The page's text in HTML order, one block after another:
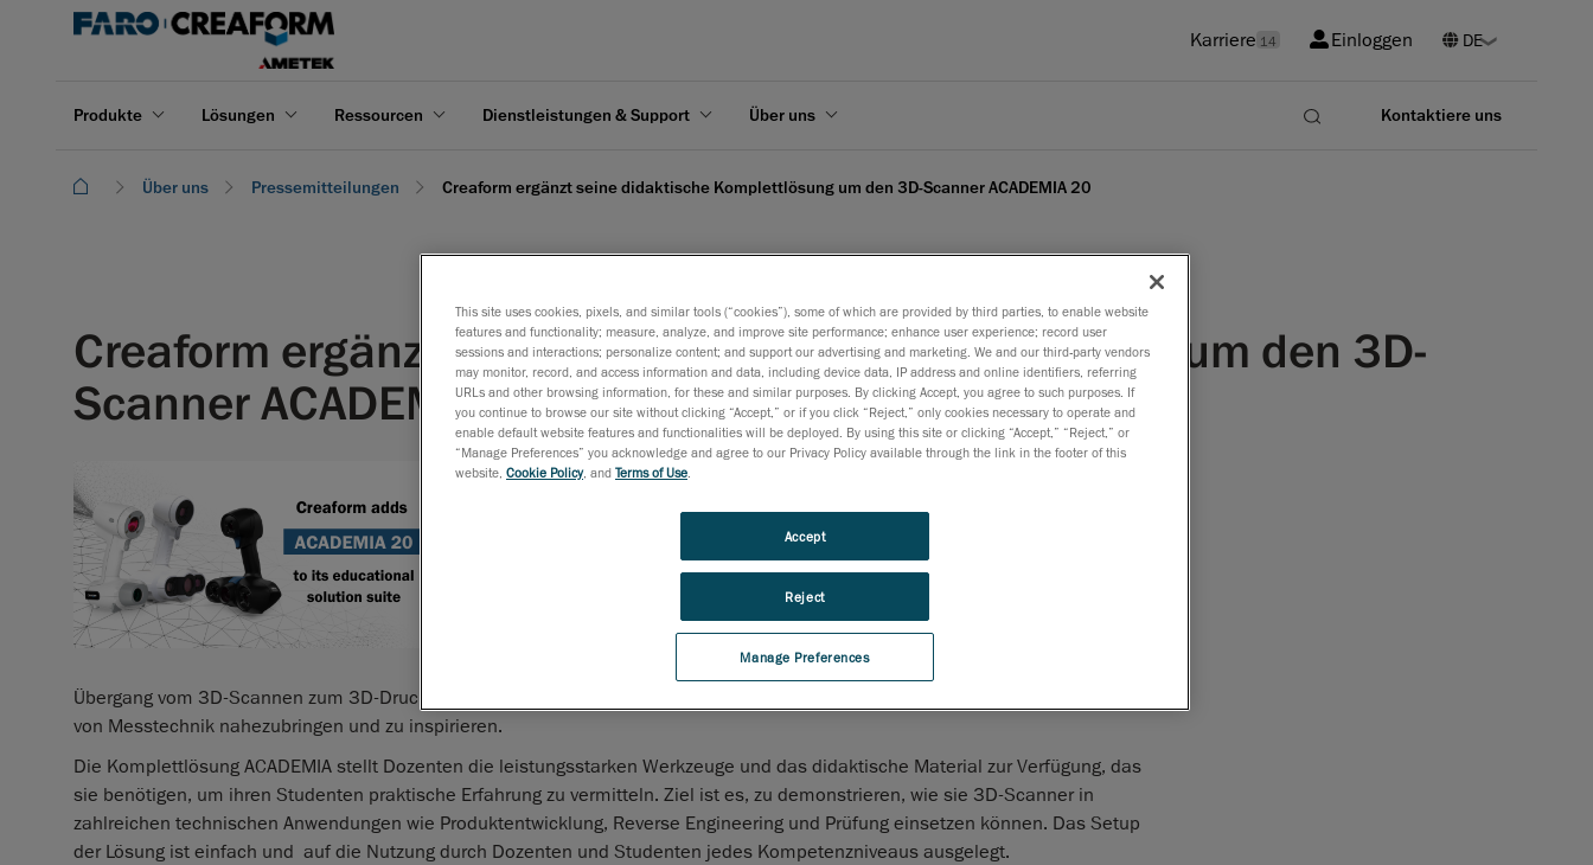
Karriere 14 Einloggen
Produkte Lösungen Ressourcen Dienstleistungen & Support Über uns Kontaktiere uns
Über uns Pressemitteilungen Creaform ergänzt seine didaktische Komplettlösung um den 3D-Scanner ACADEMIA 20
Creaform ergänzt seine didaktische Komplettlösung um den 3D-
Scanner ACADEMIA 20
24. März 2021
Dieser 3D-Scanner erweitert das didaktische Angebot für Dozenten und Forscher.
Lévis, Kanada, 24. März 2021—Creaform, der weltweit führende Anbieter von
um den 3D-Scanner ACADEMIA 20. Diese
Angebotseweiterung eignet sich für die Digitalisierung von kleinen Teilen und die
additive Fertigung. Sie ermöglicht Lehrern, Schülern und Forschern den mühelosen
Übergang vom 3D-Scannen zum 3D-Druck und unterstreicht Creaforms Engagement im Bildungssektor, Studenten den Einsatz
von Messtechnik nahezubringen und zu inspirieren.
Die Komplettlösung ACADEMIA stellt Dozenten die leistungsstarken Werkzeuge und das didaktische Material zur Verfügung, das
sie benötigen, um ihren Studenten praktische Erfahrung zu vermitteln. Ziel ist es, zu demonstrieren, wie sie 3D-Scanner in
zahlreichen technischen Anwendungen wie Produktentwicklung, Reverse Engineering und Prüfung einsetzen können. Das Setup
der Lösung ist einfach und auf die Nutzung durch Dozenten und Studenten jedes Kompetenzniveaus ausgelegt.
This site uses cookies, pixels, and similar tools (“cookies”), some of which are provided by third parties, to enable website
features and functionality; measure, analyze, and improve site performance; enhance user experience; record user
sessions and interactions; personalize content; and support our advertising and marketing. We and our third-party vendors
may monitor, record, and access information and data, including device data, IP address and online identifiers, referring
URLs and other browsing information, for these and similar purposes. By clicking Accept, you agree to such purposes. If
you continue to browse our site without clicking “Accept,” or if you click “Reject,” only cookies necessary to operate and
enable default website features and functionalities will be deployed. By using this site or clicking “Accept,” “Reject,” or
“Manage Preferences” you acknowledge and agree to our Privacy Policy available through the link in the footer of this
website, Cookie Policy, and Terms of Use
Manage Preferences
Reject
Accept